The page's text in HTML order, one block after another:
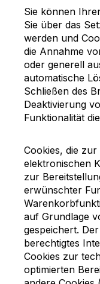
Sie können
Sie über das
werden und
die Annahme
oder generell
automatische
Schließen des
Deaktivierung
Funktionalität
Cookies, die
elektronischen
zur
erwünschter
auf Grundlage
gespeichert.
berechtigtes
Cookies zur
optimierten